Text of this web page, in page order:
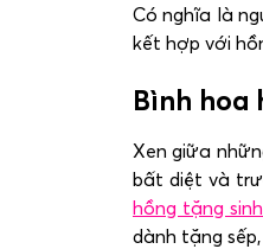
Có nghĩa là
kết hợp với
Bình hoa
Xen giữa
bất diệt và
hồng tặng
dành tặng